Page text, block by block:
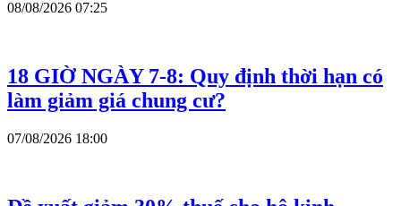
08/08/2026 07:25
18 GIỜ NGÀY 7-8: Quy định thời hạn có
làm giảm giá chung cư?
07/08/2026 18:00